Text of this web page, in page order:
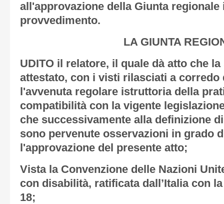
all'approvazione della Giunta regionale
provvedimento.
LA GIUNTA
UDITO il relatore, il quale dà atto che
attestato, con i visti rilasciati a corredo
l'avvenuta regolare istruttoria della
compatibilità con la vigente
che successivamente alla definizione
sono pervenute osservazioni in grado
l'approvazione del presente atto;
Vista la Convenzione delle Nazioni
con disabilità, ratificata dall’Italia con
18;